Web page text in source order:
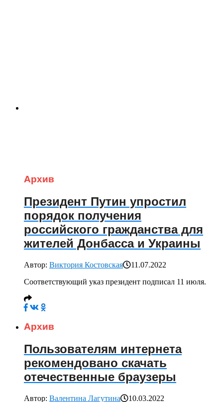
Архив
Президент Путин упростил
порядок получения
российского гражданства для
жителей Донбасса и Украины
Автор: Виктория Костовская
11.07.2022
Соответствующий указ президент подписал 11 июля.
Архив
Пользователям интернета
рекомендовано скачать
отечественные браузеры
Автор: Валентина Лагутина 10.03.2022